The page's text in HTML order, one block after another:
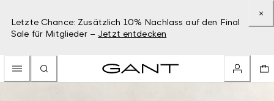
Letzte Chance: Zusätzlich 10% Nachlass auf den Final
Sale für Mitglieder – Jetzt entdecken